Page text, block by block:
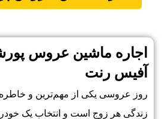
اجاره ماشین عروس
آفیس رنت
روز عروسی یکی از مهم‌ترین و
زندگی هر زوج است و انتخاب یک